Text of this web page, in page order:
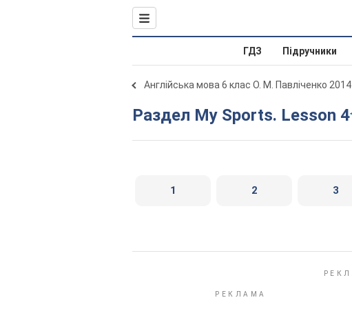
ГДЗ Підручники
Англійська мова 6 клас О. М. Павліченко 2014
Раздел My Sports. Lesson 4
1 2 3